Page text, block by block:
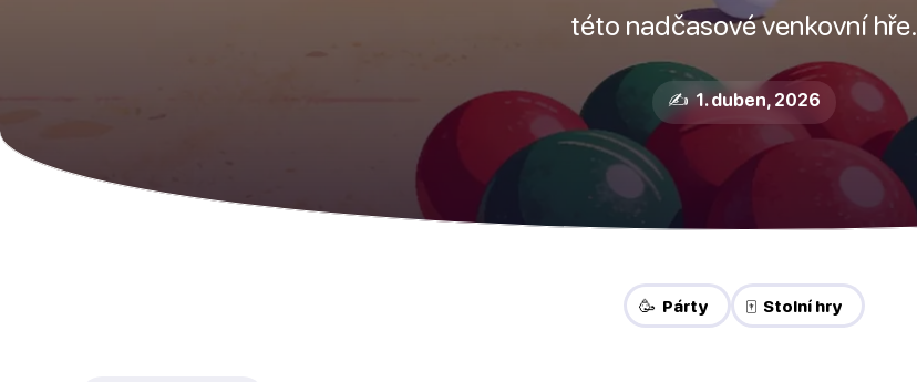
této nadčasové venkovní hře.
✍️ 1. duben, 2026
🥳 Párty 🀄 Stolní hry